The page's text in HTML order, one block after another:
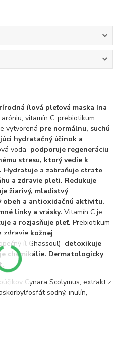
ílová pleťová maska ​​Ina
vitamín C, prebiotikum
vytvorená pre normálnu, suchú
hydratačný účinok a
voda podporuje regeneráciu
stresu, ktorý vedie k
a zabraňuje strate
a zdravie pleti. Redukuje
žiarivý, mladistvý
obeh a antioxidačnú aktivitu.
linky a vrásky. Vitamín C je
a rozjasňuje pleť. Prebiotikum
zdravie kožnej
íl Ghassoul) detoxikuje
chemikálie. Dermatologicky
Cynara Scolymus, extrakt z
sodný, inulín,